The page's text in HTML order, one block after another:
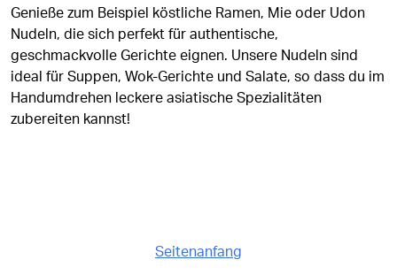
Seitenanfang
Genieße zum Beispiel köstliche Ramen, Mie oder Udon
Nudeln, die sich perfekt für authentische,
geschmackvolle Gerichte eignen. Unsere Nudeln sind
ideal für Suppen, Wok-Gerichte und Salate, so dass du im
Handumdrehen leckere asiatische Spezialitäten
zubereiten kannst!